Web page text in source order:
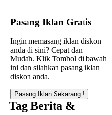
Pasang Iklan Gratis
Ingin memasang iklan diskon
anda di sini? Cepat dan
Mudah. Klik Tombol di bawah
ini dan silahkan pasang iklan
diskon anda.
Tag Berita &